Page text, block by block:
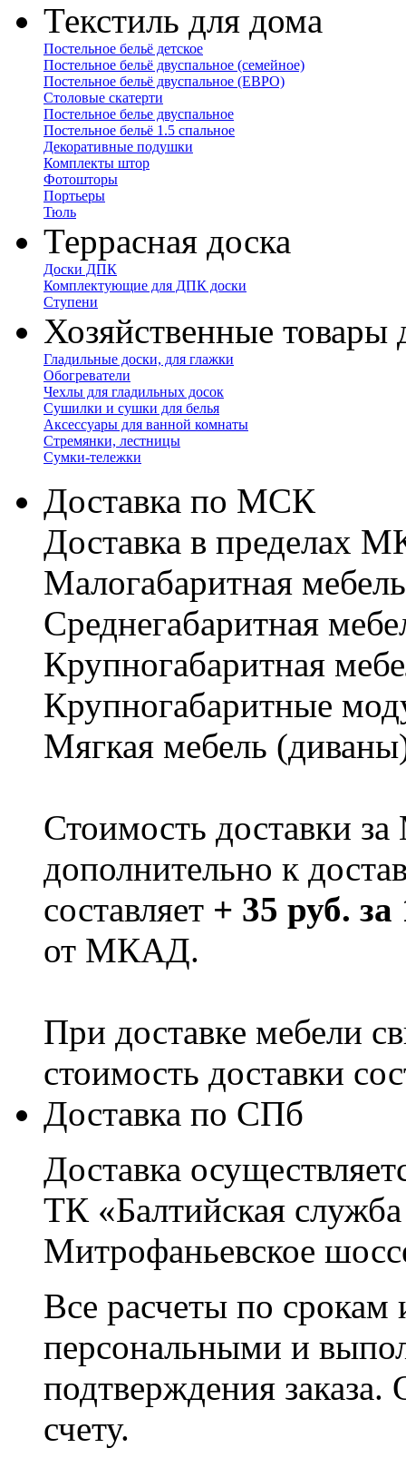
Текстиль для дома
Постельное бельё детское
Постельное бельё двуспальное (семейное)
Постельное бельё двуспальное (ЕВРО)
Столовые скатерти
Постельное белье двуспальное
Постельное бельё 1.5 спальное
Декоративные подушки
Комплекты штор
Фотошторы
Портьеры
Тюль
Террасная доска
Доски ДПК
Комплектующие для ДПК доски
Ступени
Хозяйственные товары
Гладильные доски, для глажки
Обогреватели
Чехлы для гладильных досок
Сушилки и сушки для белья
Аксессуары для ванной комнаты
Стремянки, лестницы
Сумки-тележки
Доставка по МСК
Доставка в пределах
Малогабаритная
Cреднегабаритная
Крупногабаритная
Крупногабаритные
Мягкая мебель
Стоимость доставки
дополнительно к
составляет + 35 руб.
от МКАД.
При доставке мебели
стоимость доставки
Доставка по СПб
Доставка
ТК «Балтийская
Митрофаньевское
Все расчеты по срокам
персональными и
подтверждения заказа.
счету.